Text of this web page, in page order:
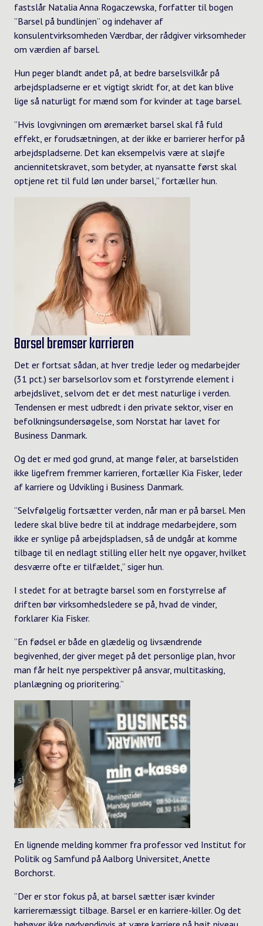
fastslår Natalia Anna Rogaczewska, forfatter til bogen
”Barsel på bundlinjen” og indehaver af
konsulentvirksomheden Værdbar, der rådgiver virksomheder
om værdien af barsel.
Hun peger blandt andet på, at bedre barselsvilkår på
arbejdspladserne er et vigtigt skridt for, at det kan blive
lige så naturligt for mænd som for kvinder at tage barsel.
”Hvis lovgivningen om øremærket barsel skal få fuld
effekt, er forudsætningen, at der ikke er barrierer herfor på
arbejdspladserne. Det kan eksempelvis være at sløjfe
anciennitetskravet, som betyder, at nyansatte først skal
optjene ret til fuld løn under barsel,” fortæller hun.
Barsel bremser karrieren
Det er fortsat sådan, at hver tredje leder og medarbejder
(31 pct.) ser barselsorlov som et forstyrrende element i
arbejdslivet, selvom det er det mest naturlige i verden.
Tendensen er mest udbredt i den private sektor, viser en
befolkningsundersøgelse, som Norstat har lavet for
Business Danmark.
Og det er med god grund, at mange føler, at barselstiden
ikke ligefrem fremmer karrieren, fortæller Kia Fisker, leder
af karriere og Udvikling i Business Danmark.
”Selvfølgelig fortsætter verden, når man er på barsel. Men
ledere skal blive bedre til at inddrage medarbejdere, som
ikke er synlige på arbejdspladsen, så de undgår at komme
tilbage til en nedlagt stilling eller helt nye opgaver, hvilket
desværre ofte er tilfældet,” siger hun.
I stedet for at betragte barsel som en forstyrrelse af
driften bør virksomhedsledere se på, hvad de vinder,
forklarer Kia Fisker.
”En fødsel er både en glædelig og livsændrende
begivenhed, der giver meget på det personlige plan, hvor
man får helt nye perspektiver på ansvar, multitasking,
planlægning og prioritering.”
En lignende melding kommer fra professor ved Institut for
Politik og Samfund på Aalborg Universitet, Anette
Borchorst.
”Der er stor fokus på, at barsel sætter især kvinder
karrieremæssigt tilbage. Barsel er en karriere-killer. Og det